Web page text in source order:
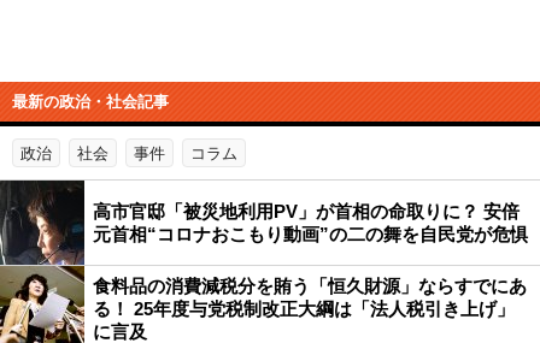
最新の政治・社会記事
政治 社会 事件 コラム
高市官邸「被災地利用PV」が首相の命取りに？ 安倍
元首相“コロナおこもり動画”の二の舞を自民党が危惧
食料品の消費減税分を賄う「恒久財源」ならすでにあ
る！ 25年度与党税制改正大綱は「法人税引き上げ」
に言及